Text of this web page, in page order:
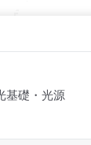
基礎・光源